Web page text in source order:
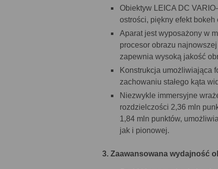
Obiektyw LEICA DC
ostrości, piękny efekt
Aparat jest wyposażony w
procesor obrazu
zapewnia wysoką jakość
Konstrukcja umożliwiająca
zachowaniu stałego kąta
Niezwykle immersyjne
rozdzielczości 2,36 mln
1,84 mln punktów,
jak i pionowej.
3. Zaawansowana wydajność